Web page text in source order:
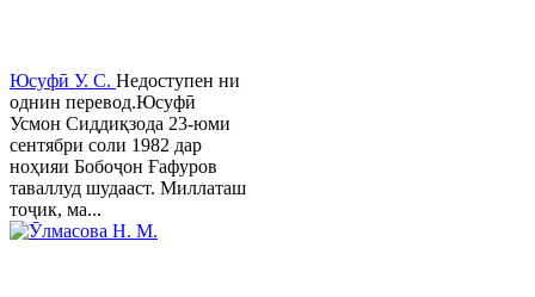
Юсуфӣ У. C. Недоступен ни
однин перевод.Юсуфӣ
Усмон Сиддиқзода 23-юми
сентябри соли 1982 дар
ноҳияи Бобоҷон Ғафуров
таваллуд шудааст. Миллаташ
тоҷик, ма...